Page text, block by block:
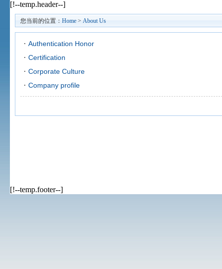
[!--temp.header--]
您当前的位置： Home > About Us
Authentication Honor
Certification
Corporate Culture
Company profile
[!--temp.footer--]